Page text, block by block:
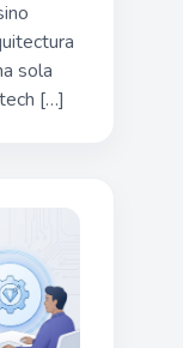
sola
[…]